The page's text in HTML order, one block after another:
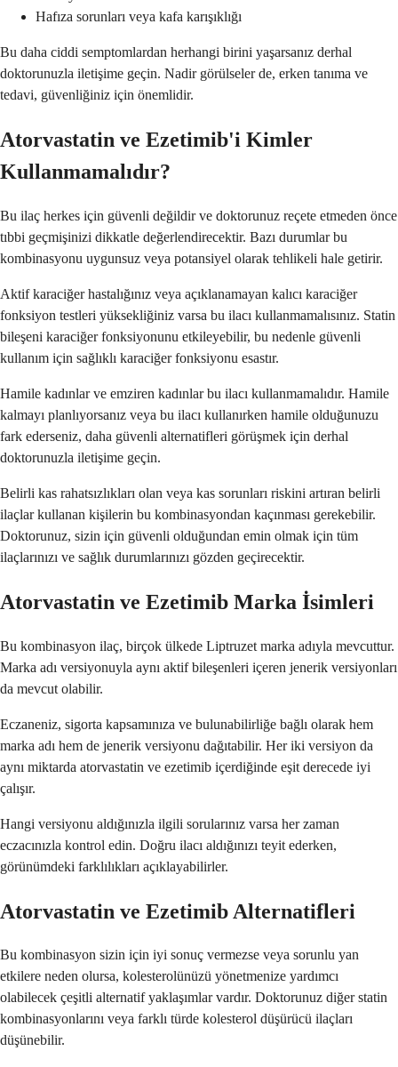
Hafıza sorunları veya kafa karışıklığı
Bu daha ciddi semptomlardan herhangi birini yaşarsanız derhal
doktorunuzla iletişime geçin. Nadir görülseler de, erken tanıma ve
tedavi, güvenliğiniz için önemlidir.
Atorvastatin ve Ezetimib'i Kimler
Kullanmamalıdır?
Bu ilaç herkes için güvenli değildir ve doktorunuz reçete etmeden önce
tıbbi geçmişinizi dikkatle değerlendirecektir. Bazı durumlar bu
kombinasyonu uygunsuz veya potansiyel olarak tehlikeli hale getirir.
Aktif karaciğer hastalığınız veya açıklanamayan kalıcı karaciğer
fonksiyon testleri yüksekliğiniz varsa bu ilacı kullanmamalısınız. Statin
bileşeni karaciğer fonksiyonunu etkileyebilir, bu nedenle güvenli
kullanım için sağlıklı karaciğer fonksiyonu esastır.
Hamile kadınlar ve emziren kadınlar bu ilacı kullanmamalıdır. Hamile
kalmayı planlıyorsanız veya bu ilacı kullanırken hamile olduğunuzu
fark ederseniz, daha güvenli alternatifleri görüşmek için derhal
doktorunuzla iletişime geçin.
Belirli kas rahatsızlıkları olan veya kas sorunları riskini artıran belirli
ilaçlar kullanan kişilerin bu kombinasyondan kaçınması gerekebilir.
Doktorunuz, sizin için güvenli olduğundan emin olmak için tüm
ilaçlarınızı ve sağlık durumlarınızı gözden geçirecektir.
Atorvastatin ve Ezetimib Marka İsimleri
Bu kombinasyon ilaç, birçok ülkede Liptruzet marka adıyla mevcuttur.
Marka adı versiyonuyla aynı aktif bileşenleri içeren jenerik versiyonları
da mevcut olabilir.
Eczaneniz, sigorta kapsamınıza ve bulunabilirliğe bağlı olarak hem
marka adı hem de jenerik versiyonu dağıtabilir. Her iki versiyon da
aynı miktarda atorvastatin ve ezetimib içerdiğinde eşit derecede iyi
çalışır.
Hangi versiyonu aldığınızla ilgili sorularınız varsa her zaman
eczacınızla kontrol edin. Doğru ilacı aldığınızı teyit ederken,
görünümdeki farklılıkları açıklayabilirler.
Atorvastatin ve Ezetimib Alternatifleri
Bu kombinasyon sizin için iyi sonuç vermezse veya sorunlu yan
etkilere neden olursa, kolesterolünüzü yönetmenize yardımcı
olabilecek çeşitli alternatif yaklaşımlar vardır. Doktorunuz diğer statin
kombinasyonlarını veya farklı türde kolesterol düşürücü ilaçları
düşünebilir.